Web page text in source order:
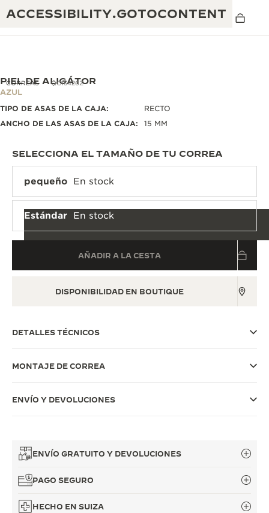
ACCESSIBILITY.GOTOCONTENT
GARANTÍA DE JAEGER-LECOULTRE
GARANTÍA DE LOS RELOJES ATMOS
THE GOLDEN RATIO MUSICAL SHOW
EXPOSICIÓN THE PERPETUAL
TIMEKEEPER
THE DREAM SHAPER
THE REVERSO STORIES
THE PRECISION PIONEER
VER TODOS LOS EVENTOS
EXCELENCIA: MÁS DE 190 AÑOS
CREATIVIDAD: MÁS DE 430 PATENTES
MAESTRÍA: 108 OFICIOS
CORREAS QC13426Z
PIEL DE ALIGÁTOR
AZUL
TIPO DE ASAS DE LA CAJA:
RECTO
ANCHO DE LAS ASAS DE LA CAJA:
15 MM
SELECCIONA EL TAMAÑO DE TU CORREA
pequeño En stock
Estándar En stock
AÑADIR A LA CESTA
DISPONIBILIDAD EN BOUTIQUE
DETALLES TÉCNICOS
MONTAJE DE CORREA
ENVÍO Y DEVOLUCIONES
ENVÍO GRATUITO Y DEVOLUCIONES
PAGO SEGURO
HECHO EN SUIZA